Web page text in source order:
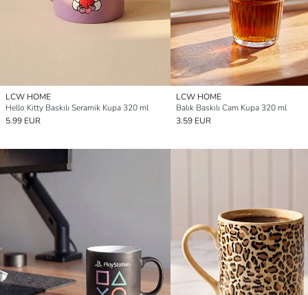
LCW HOME
Hello Kitty Baskılı Seramik Kupa 320 ml
5.99 EUR
LCW HOME
Balık Baskılı Cam Kupa 320 ml
3.59 EUR